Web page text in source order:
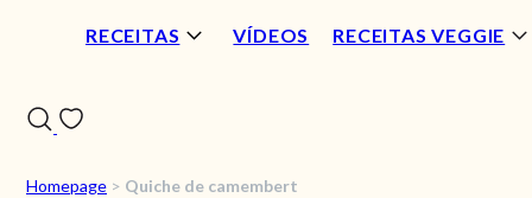
RECEITAS VÍDEOS RECEITAS VEGGIE
Homepage > Quiche de camembert